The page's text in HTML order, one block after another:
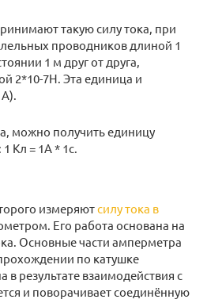
такую силу тока, при
проводников длиной 1
1 м друг от друга,
2*10-7Н. Эта единица и
можно получить единицу
Кл = 1А * 1с.
измеряютсилу тока в
Его работа основана на
Основные части амперметра
по катушке
в результате взаимодействия с
и поворачивает соединённую